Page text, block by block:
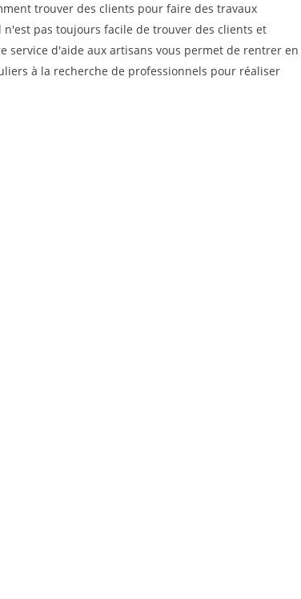
trouver des clients pour faire des travaux
pas toujours facile de trouver des clients et
d'aide aux artisans vous permet de rentrer en
à la recherche de professionnels pour réaliser